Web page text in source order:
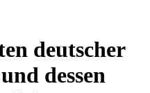
deutscher
dessen